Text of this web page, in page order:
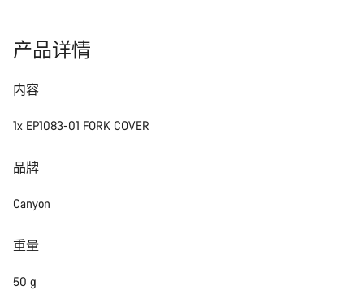
产品详情
内容
1x EP1083-01 FORK COVER
品牌
Canyon
重量
50 g